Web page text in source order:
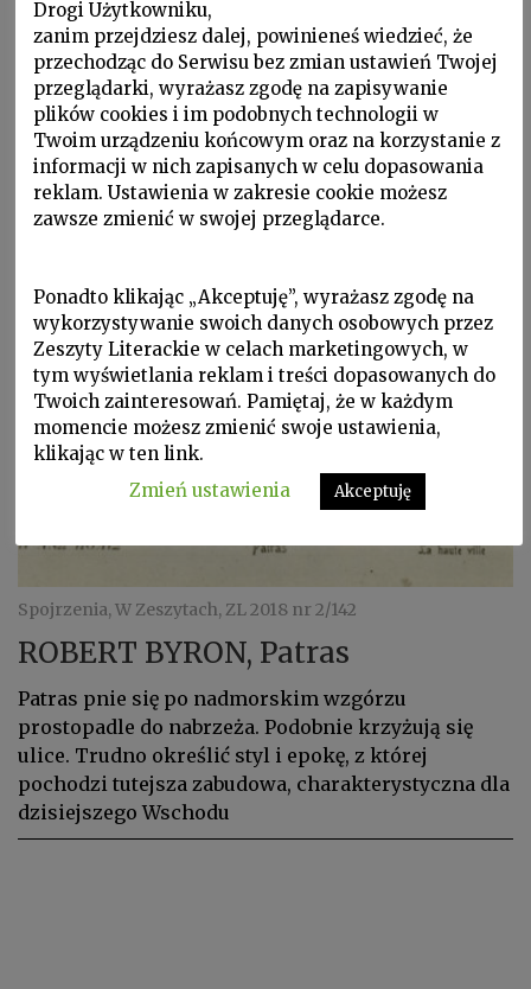
Noty o autorach
ROBERT BYRON
ROBERT BYRON ur. 1905, zm. 1941. Wykształcony w
Spojrzenia, W Zeszytach, ZL 2018 nr 2/142
ROBERT BYRON, Patras
Patras pnie się po nadmorskim wzgórzu
prostopadle do nabrzeża. Podobnie krzyżują się
ulice. Trudno określić styl i epokę, z której
pochodzi tutejsza zabudowa, charakterystyczna dla
dzisiejszego Wschodu
Drogi Użytkowniku,
zanim przejdziesz dalej, powinieneś wiedzieć, że
przechodząc do Serwisu bez zmian ustawień Twojej
przeglądarki, wyrażasz zgodę na zapisywanie
plików cookies i im podobnych technologii w
Twoim urządzeniu końcowym oraz na korzystanie z
informacji w nich zapisanych w celu dopasowania
reklam. Ustawienia w zakresie cookie możesz
zawsze zmienić w swojej przeglądarce.
Ponadto klikając „Akceptuję”, wyrażasz zgodę na
wykorzystywanie swoich danych osobowych przez
Zeszyty Literackie w celach marketingowych, w
tym wyświetlania reklam i treści dopasowanych do
Twoich zainteresowań. Pamiętaj, że w każdym
momencie możesz zmienić swoje ustawienia,
klikając w ten link.
Zmień ustawienia
Akceptuję